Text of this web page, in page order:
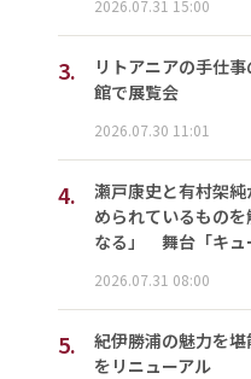
2026.07.31 15:00
3.
リトアニアの手仕
館で展覧会
2026.07.30 11:01
4.
瀬戸康史と有村架
められているもの
なる」 舞台「キュ
2026.07.31 08:00
5.
紀伊勝浦の魅力を
をリニューアル